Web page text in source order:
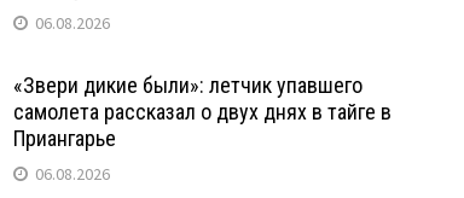
06.08.2026
«Звери дикие были»: летчик упавшего
самолета рассказал о двух днях в тайге в
Приангарье
06.08.2026